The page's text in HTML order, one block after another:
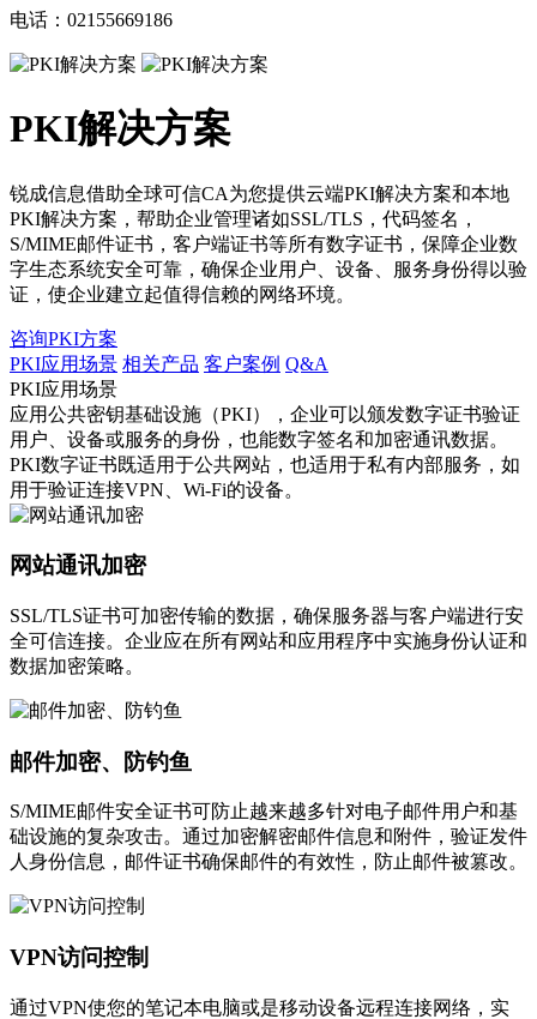
电话：02155669186
PKI解决方案
锐成信息借助全球可信CA为您提供云端PKI解决方案和本地
PKI解决方案，帮助企业管理诸如SSL/TLS，代码签名，
S/MIME邮件证书，客户端证书等所有数字证书，保障企业数
字生态系统安全可靠，确保企业用户、设备、服务身份得以验
证，使企业建立起值得信赖的网络环境。
咨询PKI方案
PKI应用场景 相关产品 客户案例 Q&A
PKI应用场景
应用公共密钥基础设施（PKI），企业可以颁发数字证书验证
用户、设备或服务的身份，也能数字签名和加密通讯数据。
PKI数字证书既适用于公共网站，也适用于私有内部服务，如
用于验证连接VPN、Wi-Fi的设备。
网站通讯加密
SSL/TLS证书可加密传输的数据，确保服务器与客户端进行安
全可信连接。企业应在所有网站和应用程序中实施身份认证和
数据加密策略。
邮件加密、防钓鱼
S/MIME邮件安全证书可防止越来越多针对电子邮件用户和基
础设施的复杂攻击。通过加密解密邮件信息和附件，验证发件
人身份信息，邮件证书确保邮件的有效性，防止邮件被篡改。
VPN访问控制
通过VPN使您的笔记本电脑或是移动设备远程连接网络，实